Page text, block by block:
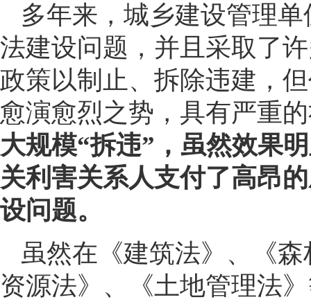
多年来，城乡建设管理
法建设问题，并且采取了
政策以制止、拆除违建，
愈演愈烈之势，具有严重
大规模“拆违”，虽然效果
关利害关系人支付了高昂
设问题。
虽然在《建筑法》、《
资源法》、《土地管理法